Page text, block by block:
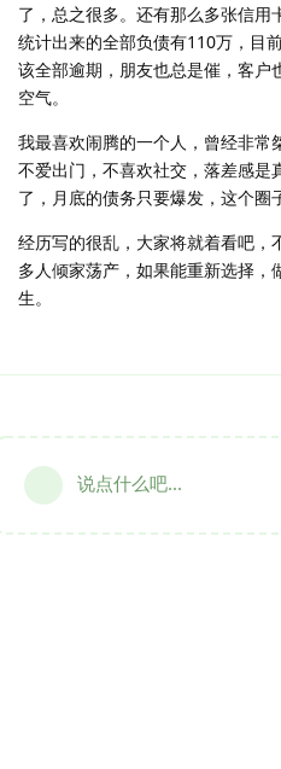
了，总之很多。还有那么多张信
统计出来的全部负债有110万，目
该全部逾期，朋友也总是催，客户
空气。
我最喜欢闹腾的一个人，曾经非常
不爱出门，不喜欢社交，落差感是
了，月底的债务只要爆发，这个圈
经历写的很乱，大家将就着看吧，
多人倾家荡产，如果能重新选择，
生。
说点什么吧...